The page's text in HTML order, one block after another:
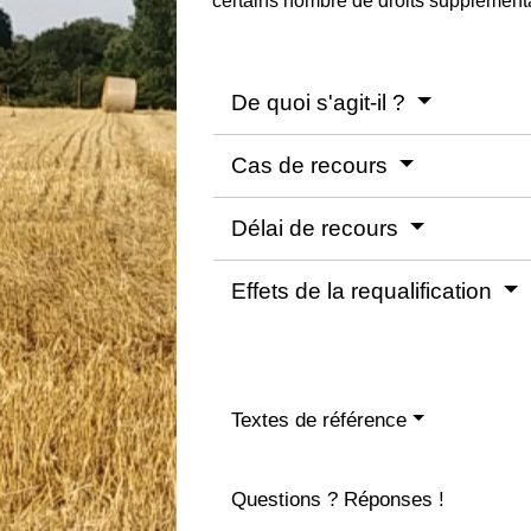
De quoi s'agit-il ?
Cas de recours
Délai de recours
Effets de la requalification
Textes de référence
Questions ? Réponses !